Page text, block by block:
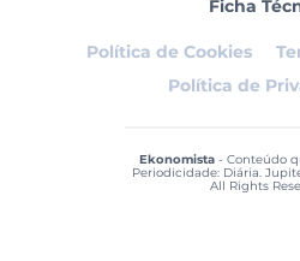
Ficha
Política de Cookies
Política de
Ekonomista- Conteúdo
Periodicidade: Diária.
All Rights